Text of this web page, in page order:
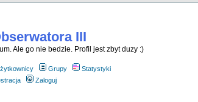
III
Ale go nie bedzie. Profil jest zbyt duzy :)
Grupy
Statystyki
Zaloguj